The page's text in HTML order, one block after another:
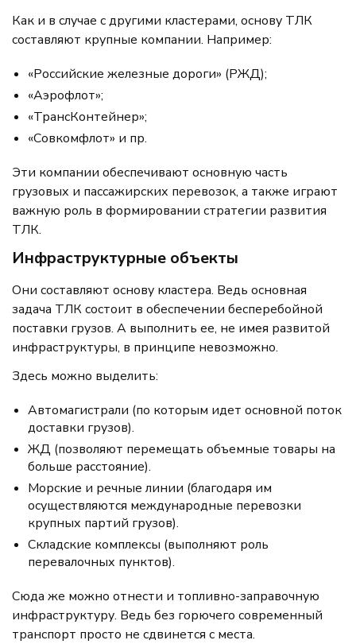
Как и в случае с другими кластерами, основу ТЛК
составляют крупные компании. Например:
«Российские железные дороги» (РЖД);
«Аэрофлот»;
«ТрансКонтейнер»;
«Совкомфлот» и пр.
Эти компании обеспечивают основную часть
грузовых и пассажирских перевозок, а также играют
важную роль в формировании стратегии развития
ТЛК.
Инфраструктурные объекты
Они составляют основу кластера. Ведь основная
задача ТЛК состоит в обеспечении бесперебойной
поставки грузов. А выполнить ее, не имея развитой
инфраструктуры, в принципе невозможно.
Здесь можно выделить:
Автомагистрали (по которым идет основной поток
доставки грузов).
ЖД (позволяют перемещать объемные товары на
больше расстояние).
Морские и речные линии (благодаря им
осуществляются международные перевозки
крупных партий грузов).
Складские комплексы (выполняют роль
перевалочных пунктов).
Сюда же можно отнести и топливно-заправочную
инфраструктуру. Ведь без горючего современный
транспорт просто не сдвинется с места.